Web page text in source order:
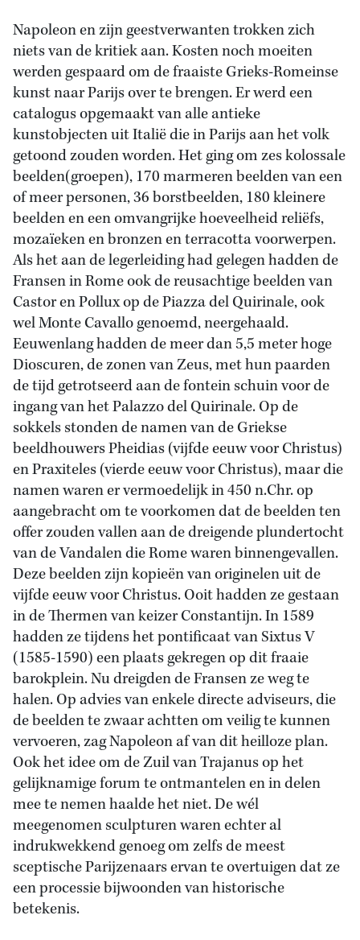
Napoleon en zijn geestverwanten trokken zich
niets van de kritiek aan. Kosten noch moeiten
werden gespaard om de fraaiste Grieks-Romeinse
kunst naar Parijs over te brengen. Er werd een
catalogus opgemaakt van alle antieke
kunstobjecten uit Italië die in Parijs aan het volk
getoond zouden worden. Het ging om zes kolossale
beelden(groepen), 170 marmeren beelden van een
of meer personen, 36 borstbeelden, 180 kleinere
beelden en een omvangrijke hoeveelheid reliëfs,
mozaïeken en bronzen en terracotta voorwerpen.
Als het aan de legerleiding had gelegen hadden de
Fransen in Rome ook de reusachtige beelden van
Castor en Pollux op de Piazza del Quirinale, ook
wel Monte Cavallo genoemd, neergehaald.
Eeuwenlang hadden de meer dan 5,5 meter hoge
Dioscuren, de zonen van Zeus, met hun paarden
de tijd getrotseerd aan de fontein schuin voor de
ingang van het Palazzo del Quirinale. Op de
sokkels stonden de namen van de Griekse
beeldhouwers Pheidias (vijfde eeuw voor Christus)
en Praxiteles (vierde eeuw voor Christus), maar die
namen waren er vermoedelijk in 450 n.Chr. op
aangebracht om te voorkomen dat de beelden ten
offer zouden vallen aan de dreigende plundertocht
van de Vandalen die Rome waren binnengevallen.
Deze beelden zijn kopieën van originelen uit de
vijfde eeuw voor Christus. Ooit hadden ze gestaan
in de Thermen van keizer Constantijn. In 1589
hadden ze tijdens het pontificaat van Sixtus V
(1585-1590) een plaats gekregen op dit fraaie
barokplein. Nu dreigden de Fransen ze weg te
halen. Op advies van enkele directe adviseurs, die
de beelden te zwaar achtten om veilig te kunnen
vervoeren, zag Napoleon af van dit heilloze plan.
Ook het idee om de Zuil van Trajanus op het
gelijknamige forum te ontmantelen en in delen
mee te nemen haalde het niet. De wél
meegenomen sculpturen waren echter al
indrukwekkend genoeg om zelfs de meest
sceptische Parijzenaars ervan te overtuigen dat ze
een processie bijwoonden van historische
betekenis.